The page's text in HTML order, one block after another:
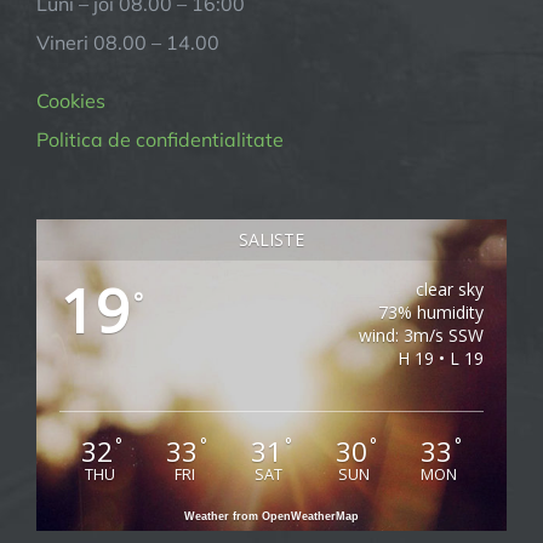
Vineri 08.00 – 14.00
Cookies
Politica de confidentialitate
SALISTE
19°
clear sky
73% humidity
wind: 3m/s SSW
H 19 • L 19
32°
THU
33°
FRI
31°
SAT
30°
SUN
33 °
MON
Weather from OpenWeatherMap